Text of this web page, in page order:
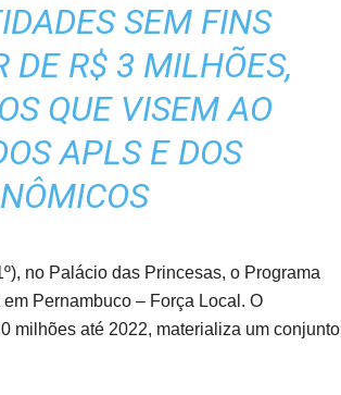
SEM FINS
DE R$ 3 MILHÕES,
QUE VISEM AO
APLS E DOS
no Palácio das Princesas, o Programa
Pernambuco – Força Local. O
milhões até 2022, materializa um conjunto